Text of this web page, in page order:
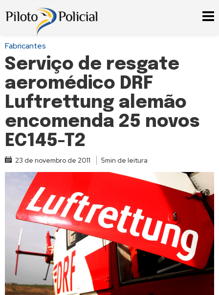
Fabricantes
Serviço de resgate
aeromédico DRF
Luftrettung alemão
encomenda 25 novos
EC145-T2
23 de novembro de 2011 5min de leitura